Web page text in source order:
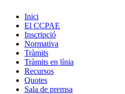
Inici
El CCPAE
Inscripció
Normativa
Tràmits
Tràmits en línia
Recursos
Quotes
Sala de premsa